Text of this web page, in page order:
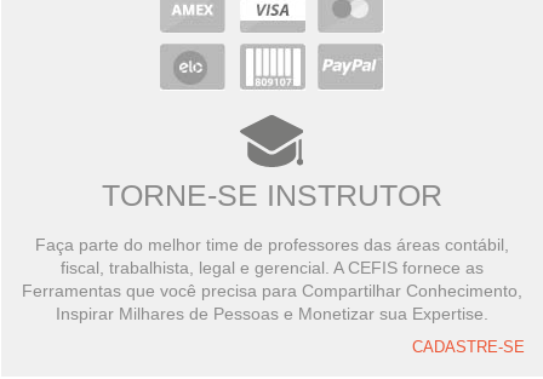
TORNE-SE INSTRUTOR
Faça parte do melhor time de professores das áreas contábil,
fiscal, trabalhista, legal e gerencial. A CEFIS fornece as
Ferramentas que você precisa para Compartilhar Conhecimento,
Inspirar Milhares de Pessoas e Monetizar sua Expertise.
CADASTRE-SE